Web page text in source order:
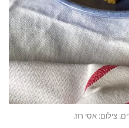
צילום: אסי רוז.